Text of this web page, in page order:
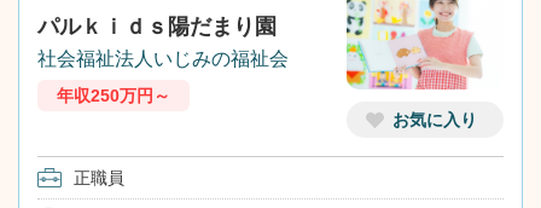
お気に入り
パルｋｉｄｓ陽だまり園
社会福祉法人いじみの福祉会
年収250万円～
正職員